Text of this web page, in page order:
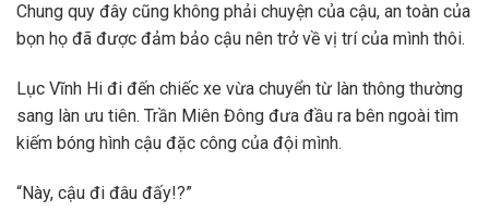
Chung quy đây cũng không phải chuyện của cậu, an toàn của
bọn họ đã được đảm bảo cậu nên trở về vị trí của mình thôi.
Lục Vĩnh Hi đi đến chiếc xe vừa chuyển từ làn thông thường
sang làn ưu tiên. Trần Miên Đông đưa đầu ra bên ngoài tìm
kiếm bóng hình cậu đặc công của đội mình.
“Này, cậu đi đâu đấy!?”